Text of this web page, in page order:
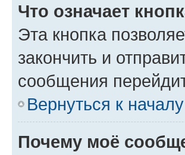
Что означает
Эта кнопка
закончить и
сообщения
Вернуться к началу
Почему моё